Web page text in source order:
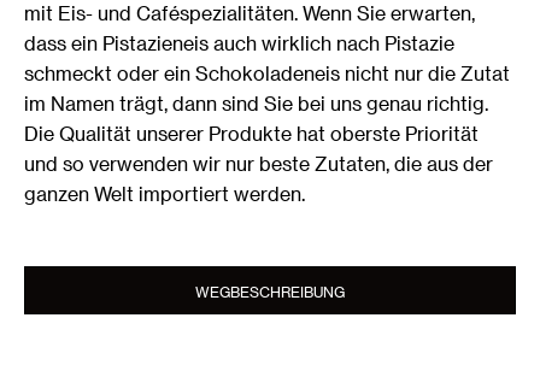
mit Eis- und Caféspezialitäten. Wenn Sie erwarten,
dass ein Pistazieneis auch wirklich nach Pistazie
schmeckt oder ein Schokoladeneis nicht nur die Zutat
im Namen trägt, dann sind Sie bei uns genau richtig.
Die Qualität unserer Produkte hat oberste Priorität
und so verwenden wir nur beste Zutaten, die aus der
ganzen Welt importiert werden.
WEGBESCHREIBUNG